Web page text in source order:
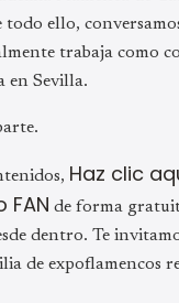
ello,
trabaja como
en Sevilla.
Haz clic
de forma
dentro. Te
de expoflamencos